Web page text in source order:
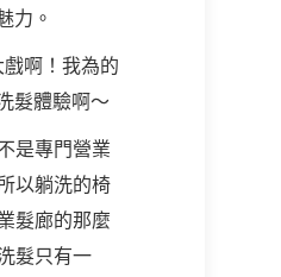
力。
啊！我為的
髮體驗啊～
是專門營業
以躺洗的椅
髮廊的那麼
髮只有一